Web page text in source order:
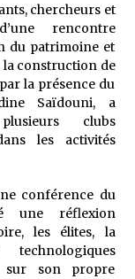
est vide
les contes et à
chercheurs et
rencontre
du patrimoine et
la construction de
la présence du
Saïdouni, a
clubs
les activités
conférence du
une réflexion
les élites, la
sur son propre